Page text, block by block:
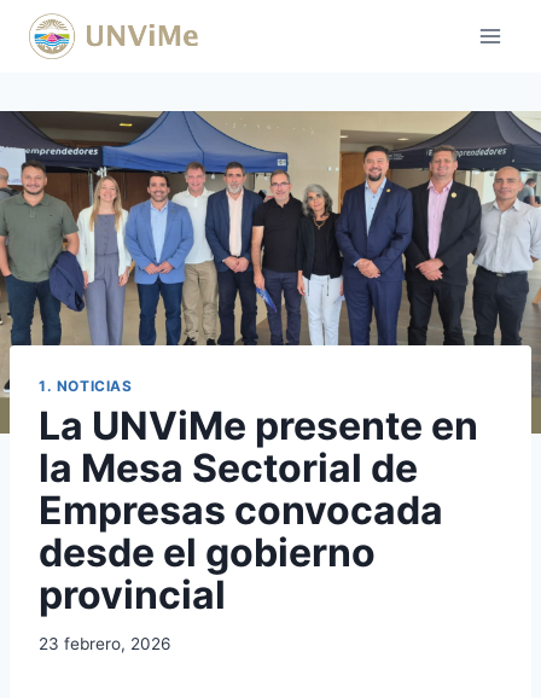
Saltar
1. NOTICIAS
La UNViMe presente en
la Mesa Sectorial de
Empresas convocada
desde el gobierno
provincial
23 febrero, 2026